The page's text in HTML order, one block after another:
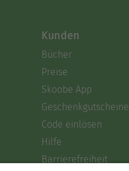
Kunden
Bücher
Preise
Skoobe App
Geschenkgutscheine
Code einlösen
Hilfe
Barrierefreiheit